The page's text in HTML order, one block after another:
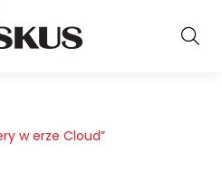
w erze Cloud”